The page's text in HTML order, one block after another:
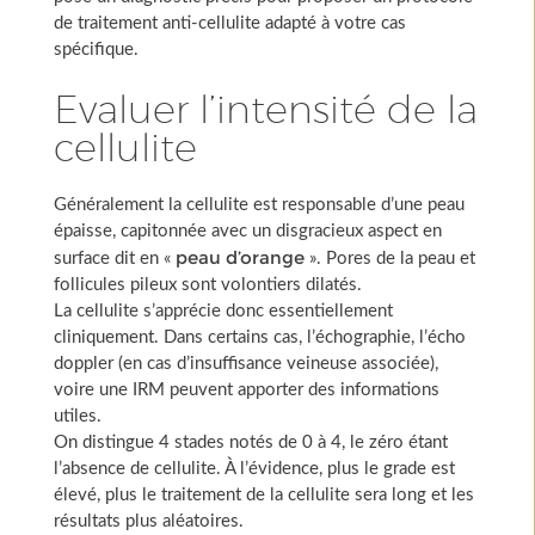
de traitement anti-cellulite adapté à votre cas
spécifique.
Evaluer l’intensité de la
cellulite
Généralement la cellulite est responsable d’une peau
épaisse, capitonnée avec un disgracieux aspect en
surface dit en « peau d’orange». Pores de la peau et
follicules pileux sont volontiers dilatés.
La cellulite s’apprécie donc essentiellement
cliniquement. Dans certains cas, l’échographie, l’écho
doppler (en cas d’insuffisance veineuse associée),
voire une IRM peuvent apporter des informations
utiles.
On distingue 4 stades notés de 0 à 4, le zéro étant
l’absence de cellulite. À l’évidence, plus le grade est
élevé, plus le traitement de la cellulite sera long et les
résultats plus aléatoires.